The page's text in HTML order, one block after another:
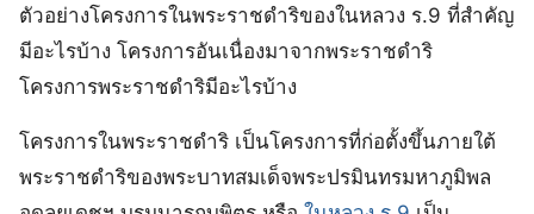
ตัวอย่างโครงการในพระราชดำริของในหลวง ร.9 ที่สำคัญ
มีอะไรบ้าง โครงการอันเนื่องมาจากพระราชดำริ
โครงการพระราชดำริมีอะไรบ้าง
โครงการในพระราชดำริ เป็นโครงการที่ก่อตั้งขึ้นภายใต้
พระราชดำริของพระบาทสมเด็จพระปรมินทรมหาภูมิพล